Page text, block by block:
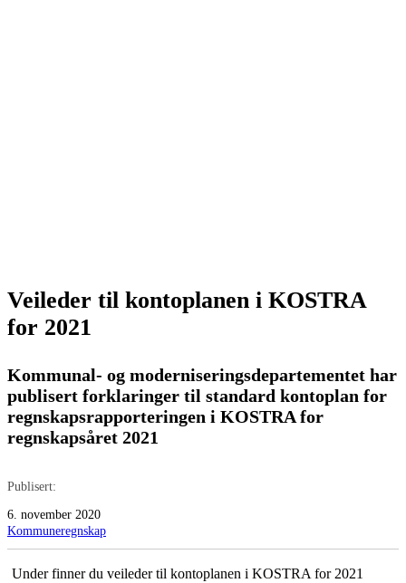
Veileder til kontoplanen i KOSTRA
for 2021
Kommunal- og moderniseringsdepartementet har
publisert forklaringer til standard kontoplan for
regnskapsrapporteringen i KOSTRA for
regnskapsåret 2021
Publisert:
6. november 2020
Kommuneregnskap
Under finner du veileder til kontoplanen i KOSTRA for 2021